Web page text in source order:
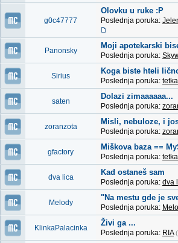
g0c47777
Olovku u ruke :P
Poslednja poruka:
Panonsky
Moji apotekarski
Poslednja poruka:
Sirius
Koga biste hteli
Poslednja poruka:
saten
Dolazi zimaaaaaa...
Poslednja poruka:
zoranzota
Misli, nebuloze, i
Poslednja poruka:
gfactory
Miškova baza ==
Poslednja poruka:
dva lica
Kad ostaneš sam
Poslednja poruka: dva
Melody
"Na mestu gde je
Poslednja poruka:
KlinkaPalacinka
Živi ga ...
Poslednja poruka: RIA